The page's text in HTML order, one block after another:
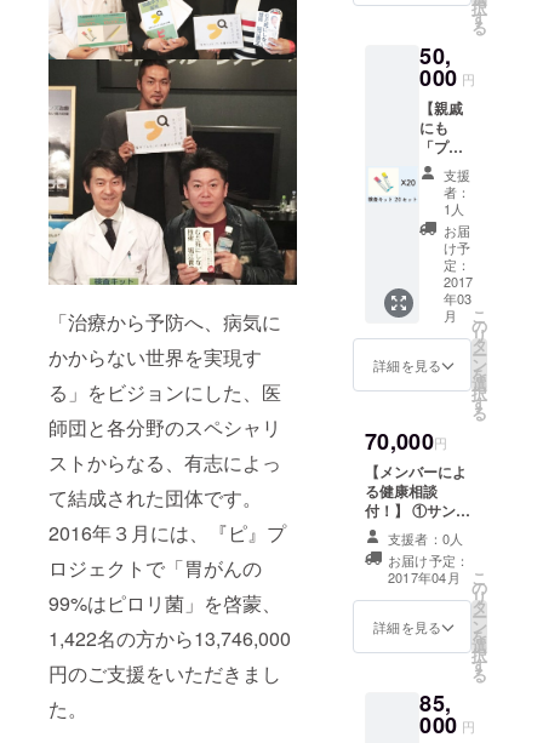
「治療から予防へ、病気に
かからない世界を実現す
る」をビジョンにした、医
師団と各分野のスペシャリ
ストからなる、有志によっ
て結成された団体です。
2016年３月には、『ピ』プ
ロジェクトで「胃がんの
99%はピロリ菌」を啓蒙、
1,422名の方から13,746,000
円のご支援をいただきまし
た。
格) 送料
ステッ
カー１
０枚 ④
オリジ
ナルト
イレッ
トペー
パー✖
１０
択
す
る
50,
000 円
【親戚
にも
「プ」
を配ろ
う！】
①サン
クス
メール
と活動
報告 ②
検査
キット
２０個
セット
(通常価
格) 送料
支援
者：
1人
お届
け予
定：
2017
年03
月
詳細を見る
こ
の
リ
タ
ー
ン
を
選
択
す
る
70,000円
【メンバーによ
る健康相談
付！】 ①サンク
スメールと活動
報告 ②検査キッ
ト３個セット(通
常価格) 送料込み
③メンバーが個
人的な健康相
支援者：0人
お届け予定：
2017年04月
詳細を見る
こ
の
リ
タ
ー
ン
を
選
択
す
る
85,
000 円